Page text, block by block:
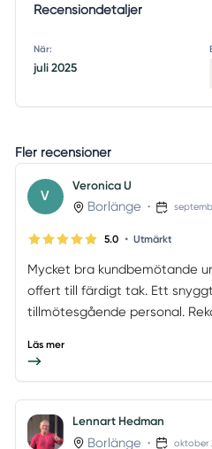
Recensiondetaljer
När:
juli 2025
Fler recensioner
V
Veronica U
Borlänge •
5.0 • Utmärkt
Mycket bra kundbemötande
offert till färdigt tak. Ett
tillmötesgående personal.
Läs mer
Lennart Hedman
Borlänge • oktober